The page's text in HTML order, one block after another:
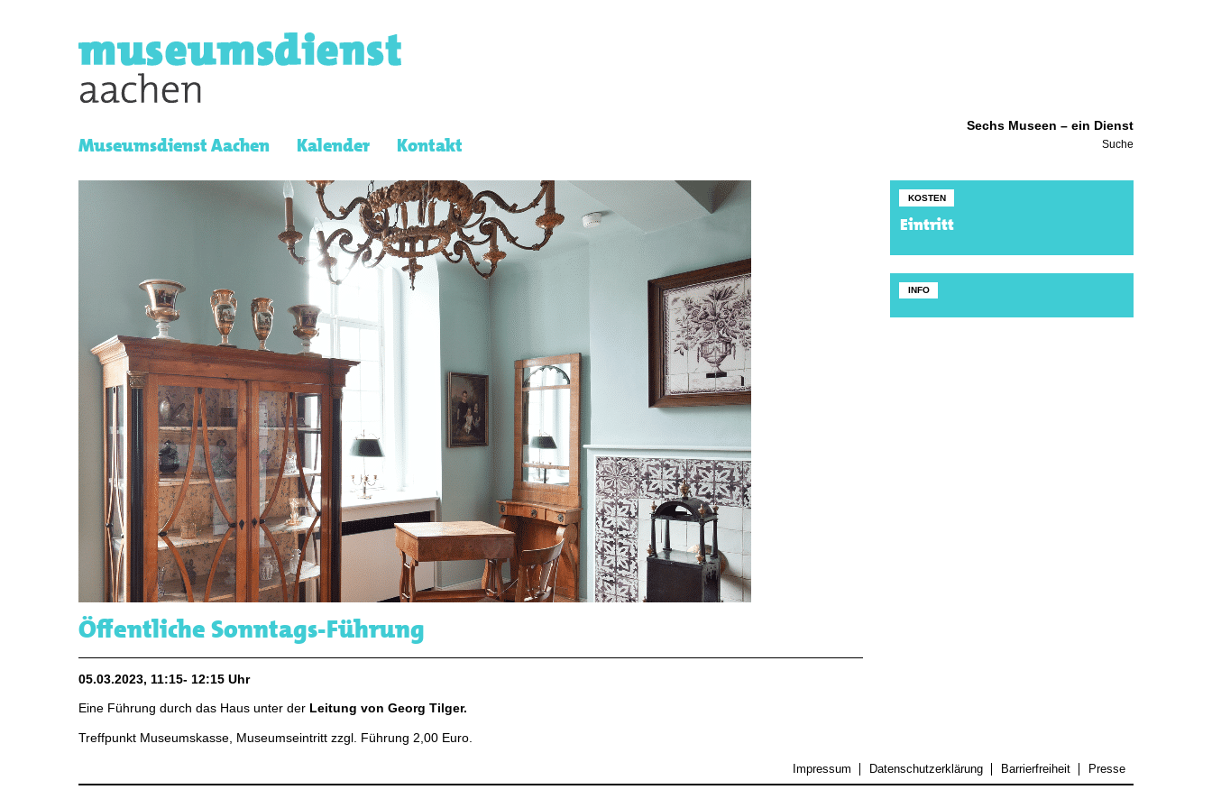
Sechs Museen – ein Dienst
Museumsdienst Aachen Kalender Kontakt Suche
Öffentliche Sonntags-Führung
05.03.2023, 11:15- 12:15 Uhr
Eine Führung durch das Haus unter der Leitung von Georg Tilger.
Treffpunkt Museumskasse, Museumseintritt zzgl. Führung 2,00 Euro.
KOSTEN
Eintritt
INFO
Impressum Datenschutzerklärung Barrierfreiheit Presse